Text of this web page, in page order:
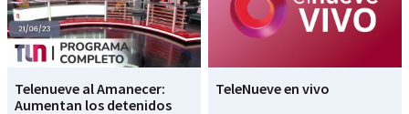
Telenueve al Amanecer:
Aumentan los detenidos
TeleNueve en vivo